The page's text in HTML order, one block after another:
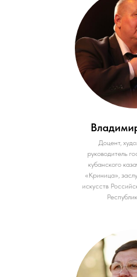
Доцент,
руководитель
кубанского
«Криница»,
искусств